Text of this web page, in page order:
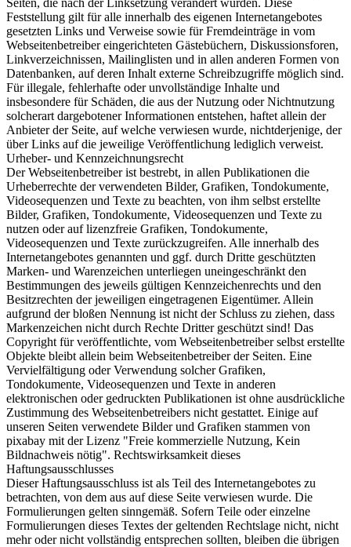
Feststellung gilt für alle innerhalb des eigenen Internetangebotes
gesetzten Links und Verweise sowie für Fremdeinträge in vom
Webseitenbetreiber eingerichteten Gästebüchern, Diskussionsforen,
Linkverzeichnissen, Mailinglisten und in allen anderen Formen von
Datenbanken, auf deren Inhalt externe Schreibzugriffe möglich sind.
Für illegale, fehlerhafte oder unvollständige Inhalte und
insbesondere für Schäden, die aus der Nutzung oder Nichtnutzung
solcherart dargebotener Informationen entstehen, haftet allein der
Anbieter der Seite, auf welche verwiesen wurde, nichtderjenige, der
über Links auf die jeweilige Veröffentlichung lediglich verweist.
Urheber- und Kennzeichnungsrecht
Der Webseitenbetreiber ist bestrebt, in allen Publikationen die
Urheberrechte der verwendeten Bilder, Grafiken, Tondokumente,
Videosequenzen und Texte zu beachten, von ihm selbst erstellte
Bilder, Grafiken, Tondokumente, Videosequenzen und Texte zu
nutzen oder auf lizenzfreie Grafiken, Tondokumente,
Videosequenzen und Texte zurückzugreifen. Alle innerhalb des
Internetangebotes genannten und ggf. durch Dritte geschützten
Marken- und Warenzeichen unterliegen uneingeschränkt den
Bestimmungen des jeweils gültigen Kennzeichenrechts und den
Besitzrechten der jeweiligen eingetragenen Eigentümer. Allein
aufgrund der bloßen Nennung ist nicht der Schluss zu ziehen, dass
Markenzeichen nicht durch Rechte Dritter geschützt sind! Das
Copyright für veröffentlichte, vom Webseitenbetreiber selbst erstellte
Objekte bleibt allein beim Webseitenbetreiber der Seiten. Eine
Vervielfältigung oder Verwendung solcher Grafiken,
Tondokumente, Videosequenzen und Texte in anderen
elektronischen oder gedruckten Publikationen ist ohne ausdrückliche
Zustimmung des Webseitenbetreibers nicht gestattet. Einige auf
unseren Seiten verwendete Bilder und Grafiken stammen von
pixabay mit der Lizenz "Freie kommerzielle Nutzung, Kein
Bildnachweis nötig". Rechtswirksamkeit dieses
Haftungsausschlusses
Dieser Haftungsausschluss ist als Teil des Internetangebotes zu
betrachten, von dem aus auf diese Seite verwiesen wurde. Die
Formulierungen gelten sinngemäß. Sofern Teile oder einzelne
Formulierungen dieses Textes der geltenden Rechtslage nicht, nicht
mehr oder nicht vollständig entsprechen sollten, bleiben die übrigen